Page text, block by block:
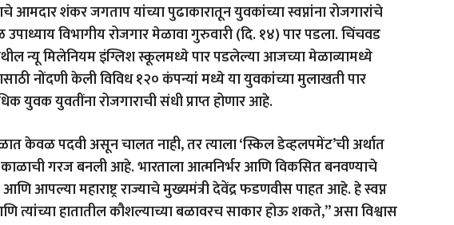
आमदार शंकर जगताप यांच्या पुढाकारातून युवकांच्या स्वप्नांना रोजगारांचे
विभागीय रोजगार मेळावा गुरुवारी (दि. १४) पार पडला. चिंचवड
न्यू मिलेनियम इंग्लिश स्कूलमध्ये पार पडलेल्या आजच्या मेळाव्यामध्ये
नोंदणी केली विविध १२० कंपन्यां मध्ये या युवकांच्या मुलाखती पार
युवक युवतींना रोजगाराची संधी प्राप्त होणार आहे.
केवळ पदवी असून चालत नाही, तर त्याला ‘स्किल डेव्हलपमेंट’ची अर्थात
गरज बनली आहे. भारताला आत्मनिर्भर आणि विकसित बनवण्याचे
आणि आपल्या महाराष्ट्र राज्याचे मुख्यमंत्री देवेंद्र फडणवीस पाहत आहे. हे स्वप्न
त्यांच्या हातातील कौशल्याच्या बळावरच साकार होऊ शकते,” असा विश्वास